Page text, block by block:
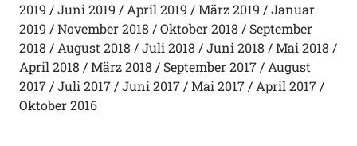
2019
Juni 2019 April 2019 März 2019
Januar
2019
November 2018 Oktober 2018
September
2018
August 2018 Juli 2018 Juni 2018
Mai 2018
April 2018
März 2018 September 2017
August
2017
Juli 2017 Juni 2017 Mai 2017
April 2017
Oktober 2016